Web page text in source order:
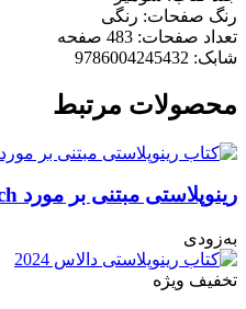
رنگ صفحات: رنگی
تعداد صفحات: 483 صفحه
شابک: 9786004245432
محصولات مرتبط
رینوپلاستی مبتنی بر مورد Rhinoplasty: a Case-based approach
به‌زودی
تخفیف ویژه